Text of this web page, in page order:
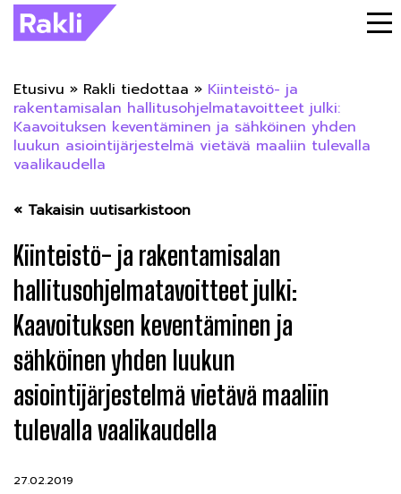
Etusivu » Rakli tiedottaa » Kiinteistö- ja
rakentamisalan hallitusohjelmatavoitteet julki:
Kaavoituksen keventäminen ja sähköinen yhden
luukun asiointijärjestelmä vietävä maaliin tulevalla
vaalikaudella
« Takaisin uutisarkistoon
Kiinteistö- ja rakentamisalan
hallitusohjelmatavoitteet julki:
Kaavoituksen keventäminen ja
sähköinen yhden luukun
asiointijärjestelmä vietävä maaliin
tulevalla vaalikaudella
27.02.2019